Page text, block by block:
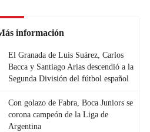
información
El Granada de Luis Suárez, Carlos
Bacca y Santiago Arias descendió a la
Segunda División del fútbol español
Con golazo de Fabra, Boca Juniors se
corona campeón de la Liga de
Argentina